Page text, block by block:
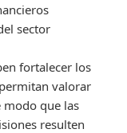
sector
fortalecer los
valorar
modo que las
resulten